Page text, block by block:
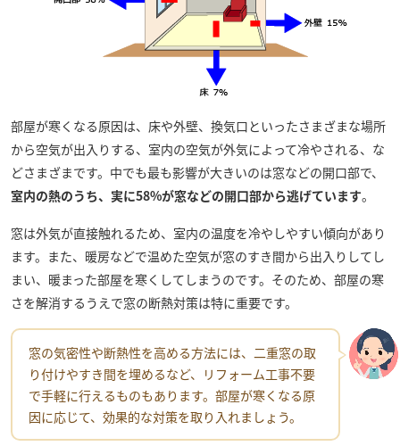
部屋が寒くなる原因は、床や外壁、換気口といったさまざまな場所
から空気が出入りする、室内の空気が外気によって冷やされる、な
どさまざまです。中でも最も影響が大きいのは窓などの開口部で、
室内の熱のうち、実に58%が窓などの開口部から逃げています。
窓は外気が直接触れるため、室内の温度を冷やしやすい傾向があり
ます。また、暖房などで温めた空気が窓のすき間から出入りしてし
まい、暖まった部屋を寒くしてしまうのです。そのため、部屋の寒
さを解消するうえで窓の断熱対策は特に重要です。
窓の気密性や断熱性を高める方法には、二重窓の取
り付けやすき間を埋めるなど、リフォーム工事不要
で手軽に行えるものもあります。部屋が寒くなる原
因に応じて、効果的な対策を取り入れましょう。